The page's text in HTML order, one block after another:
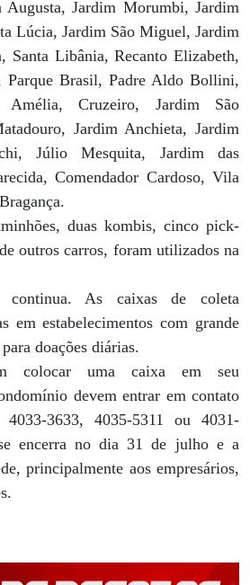
Augusta, Jardim Morumbi, Jardim
Lúcia, Jardim São Miguel, Jardim
Santa Libânia, Recanto Elizabeth,
Parque Brasil, Padre Aldo Bollini,
Cruzeiro, Jardim São
Jardim Anchieta, Jardim
Júlio Mesquita, Jardim das
Comendador Cardoso, Vila
duas kombis, cinco pick-
outros carros, foram utilizados na
continua. As caixas de coleta
em estabelecimentos com grande
doações diárias.
colocar uma caixa em seu
devem entrar em contato
3633, 4035-5311 ou 4031-
encerra no dia 31 de julho e a
principalmente aos empresários,